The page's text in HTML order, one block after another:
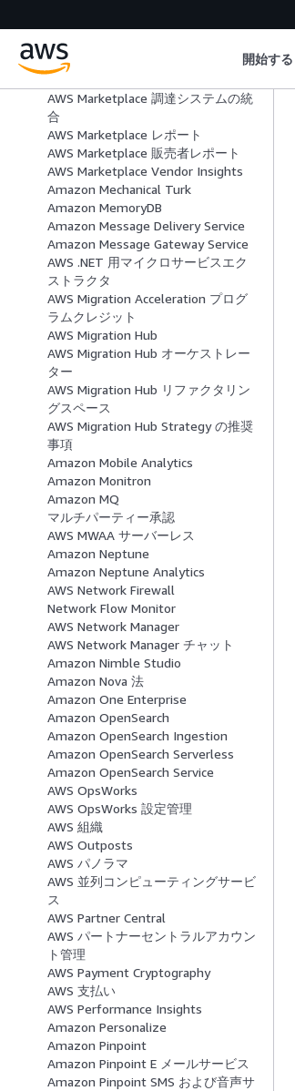
開始する
AWS Marketplace 計測サービス
AWS Marketplace プライベートマー
ケットプレイス
AWS Marketplace 調達システムの統
合
AWS Marketplace レポート
AWS Marketplace 販売者レポート
AWS Marketplace Vendor Insights
Amazon Mechanical Turk
Amazon MemoryDB
Amazon Message Delivery Service
Amazon Message Gateway Service
AWS .NET 用マイクロサービスエク
ストラクタ
AWS Migration Acceleration プログ
ラムクレジット
AWS Migration Hub
AWS Migration Hub オーケストレー
ター
AWS Migration Hub リファクタリン
グスペース
AWS Migration Hub Strategy の推奨
事項
Amazon Mobile Analytics
Amazon Monitron
Amazon MQ
マルチパーティー承認
AWS MWAA サーバーレス
Amazon Neptune
Amazon Neptune Analytics
AWS Network Firewall
Network Flow Monitor
AWS Network Manager
AWS Network Manager チャット
Amazon Nimble Studio
Amazon Nova 法
Amazon One Enterprise
Amazon OpenSearch
Amazon OpenSearch Ingestion
Amazon OpenSearch Serverless
Amazon OpenSearch Service
AWS OpsWorks
AWS OpsWorks 設定管理
AWS 組織
AWS Outposts
AWS パノラマ
AWS 並列コンピューティングサービ
ス
AWS Partner Central
AWS パートナーセントラルアカウン
ト管理
AWS Payment Cryptography
AWS 支払い
AWS Performance Insights
Amazon Personalize
Amazon Pinpoint
Amazon Pinpoint E メールサービス
Amazon Pinpoint SMS および音声サ